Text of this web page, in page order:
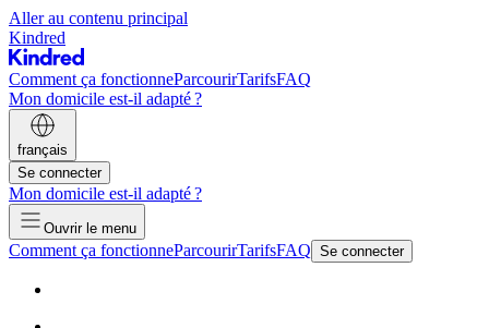
Aller au contenu principal
Kindred
Comment ça fonctionneParcourirTarifsFAQ
Mon domicile est-il adapté ?
français
Se connecter
Mon domicile est-il adapté ?
Ouvrir le menu
Comment ça fonctionneParcourirTarifsFAQ Se connecter